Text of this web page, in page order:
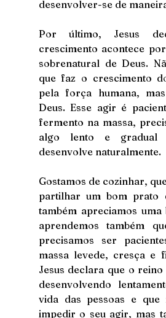
desenvolver-se de
Por último, Jesus
crescimento acontece
sobrenatural de Deus.
que faz o crescimento
pela força humana,
Deus. Esse agir é
fermento na massa,
algo lento e gradual
desenvolve naturalmente.
Gostamos de cozinhar,
partilhar um bom prato
também apreciamos uma
aprendemos também
precisamos ser
massa levede, cresça e
Jesus declara que o
desenvolvendo
vida das pessoas e que
impedir o seu agir, mas